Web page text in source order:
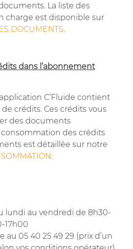
La liste des
charge est disponible sur
DOCUMENTS
dans l’abonnement
C’Fluide contient
crédits. Ces crédits vous
des documents
consommation des crédits
est détaillée sur notre
.
lundi au vendredi de 8h30-
17h00
au 05 40 25 49 29 (prix d’un